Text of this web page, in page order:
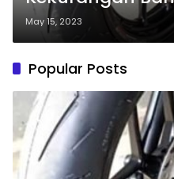
May 15, 2023
Popular Posts